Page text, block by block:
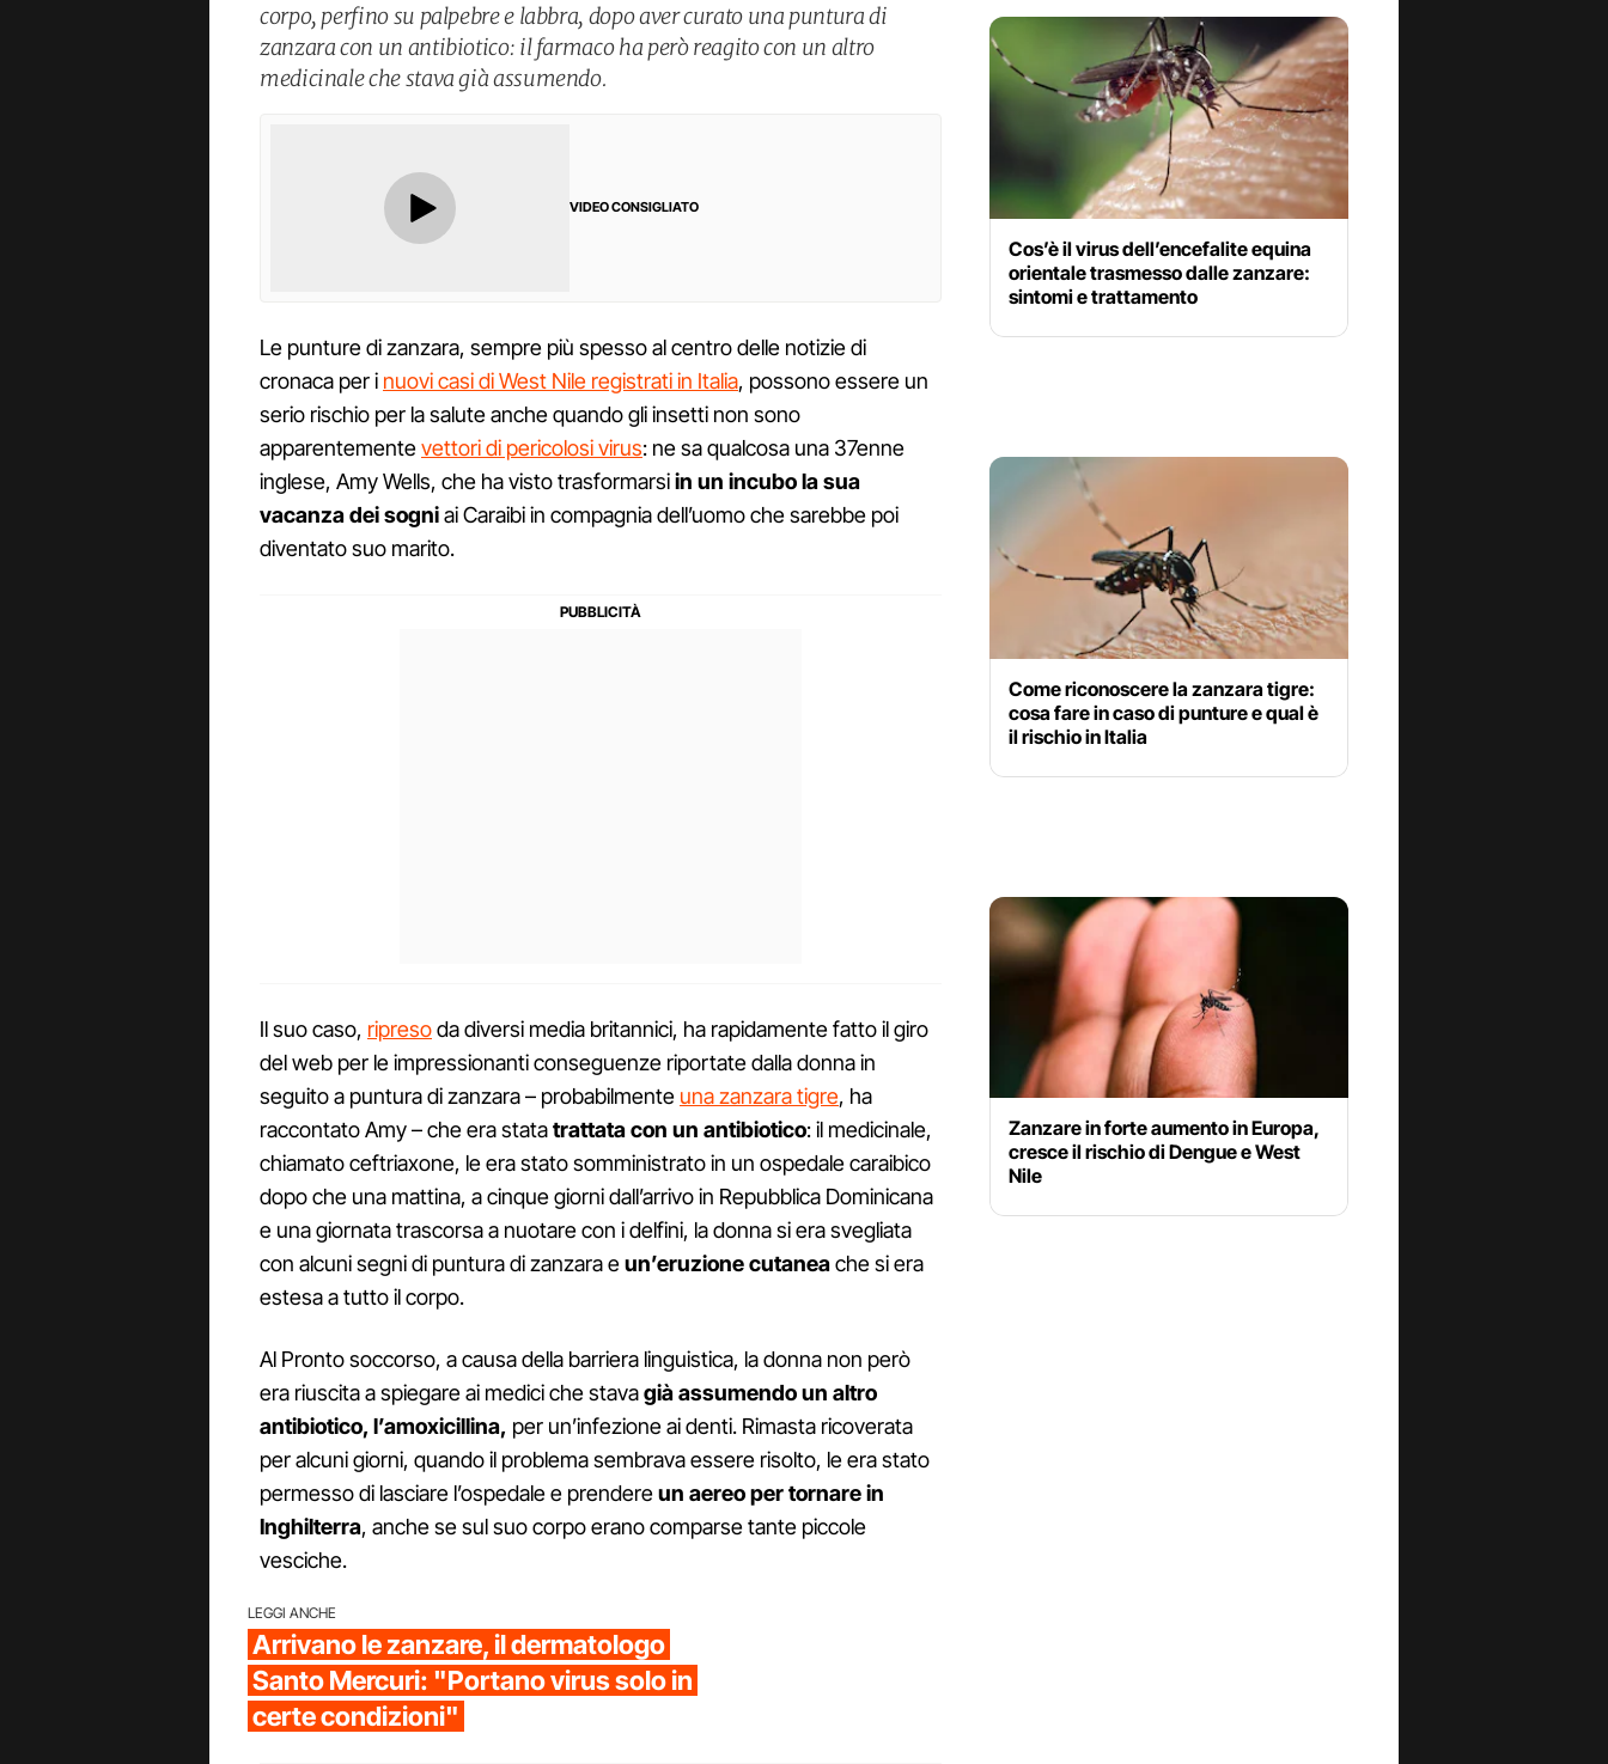
corpo, perfino su palpebre e labbra, dopo aver curato una puntura di
zanzara con un antibiotico: il farmaco ha però reagito con un altro
medicinale che stava già assumendo.
VIDEO CONSIGLIATO
Le punture di zanzara, sempre più spesso al centro delle notizie di
cronaca per i nuovi casi di West Nile registrati in Italia, possono essere un
serio rischio per la salute anche quando gli insetti non sono
apparentementevettori di pericolosi virus: ne sa qualcosa una 37enne
inglese, Amy Wells, che ha visto trasformarsiin un incubo la sua
vacanza dei sogniai Caraibi in compagnia dell’uomo che sarebbe poi
diventato suo marito.
Il suo caso, ripresoda diversi media britannici, ha rapidamente fatto il giro
del web per le impressionanti conseguenze riportate dalla donna in
seguito a puntura di zanzara – probabilmente una zanzara tigre, ha
raccontato Amy – che era statatrattata con un antibiotico: il medicinale,
chiamato ceftriaxone, le era stato somministrato in un ospedale caraibico
dopo che una mattina, a cinque giorni dall’arrivo in Repubblica Dominicana
e una giornata trascorsa a nuotare con i delfini, la donna si era svegliata
con alcuni segni di puntura di zanzara eun’eruzione cutaneache si era
estesa a tutto il corpo.
Al Pronto soccorso, a causa della barriera linguistica, la donna non però
era riuscita a spiegare ai medici che stavagià assumendo un altro
antibiotico, l’amoxicillina, per un’infezione ai denti. Rimasta ricoverata
per alcuni giorni, quando il problema sembrava essere risolto, le era stato
permesso di lasciare l’ospedale e prendereun aereo per tornare in
Inghilterra, anche se sul suo corpo erano comparse tante piccole
vesciche.
LEGGI ANCHE
Arrivano le zanzare, il dermatologo
Santo Mercuri: "Portano virus solo in
certe condizioni"
Cos’è il virus dell’encefalite equina
orientale trasmesso dalle zanzare:
sintomi e trattamento
Come riconoscere la zanzara tigre:
cosa fare in caso di punture e qual è
il rischio in Italia
Zanzare in forte aumento in Europa,
cresce il rischio di Dengue e West
Nile